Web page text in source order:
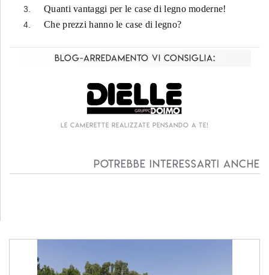
Quanti vantaggi per le case di legno moderne!
Che prezzi hanno le case di legno?
Blog-Arredamento vi consiglia:
Le camerette realizzate pensando a te!
Potrebbe interessarti anche